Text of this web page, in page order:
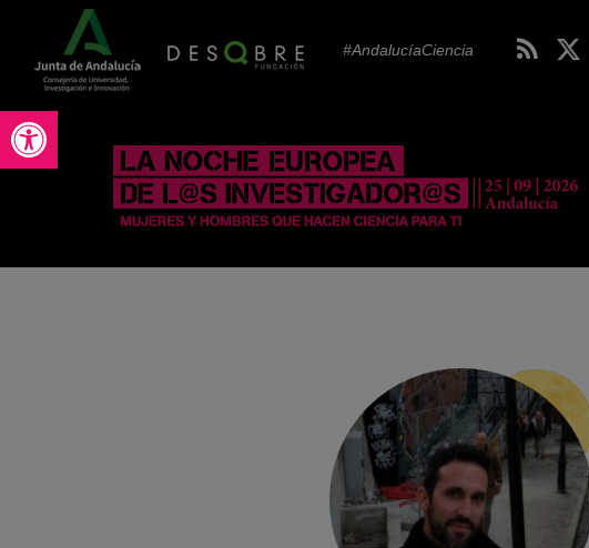
Abrir barra de herramientas
#AndalucíaCiencia